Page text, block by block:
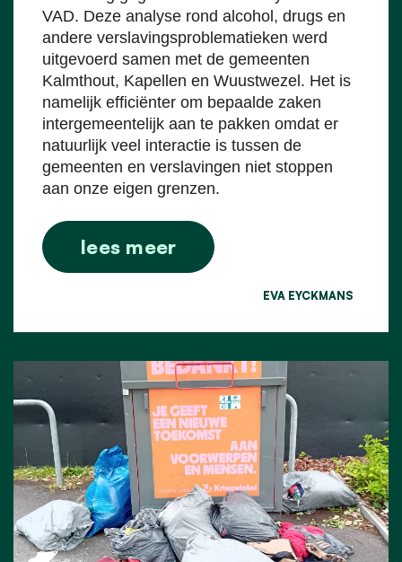
VAD. Deze analyse rond alcohol, drugs en
andere verslavingsproblematieken werd
uitgevoerd samen met de gemeenten
Kalmthout, Kapellen en Wuustwezel. Het is
namelijk efficiënter om bepaalde zaken
intergemeentelijk aan te pakken omdat er
natuurlijk veel interactie is tussen de
gemeenten en verslavingen niet stoppen
aan onze eigen grenzen.
lees meer
EVA EYCKMANS